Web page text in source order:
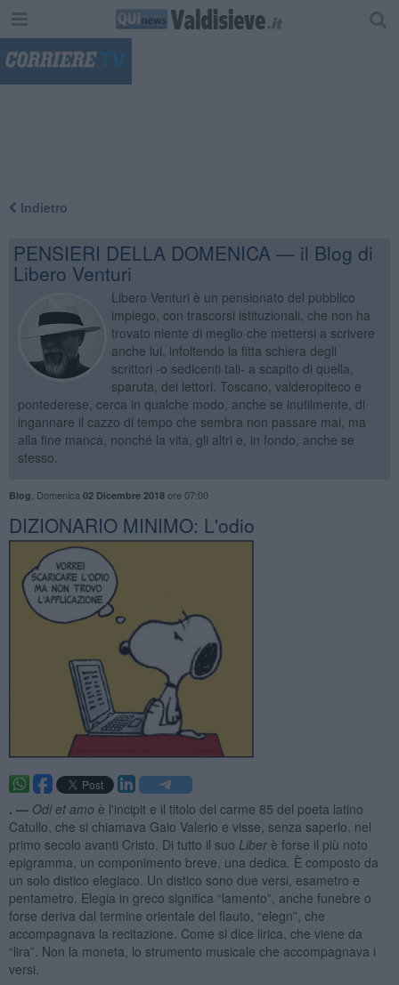
Indietro
PENSIERI DELLA DOMENICA — il Blog di
Libero Venturi
Libero Venturi è un pensionato del pubblico
impiego, con trascorsi istituzionali, che non ha
trovato niente di meglio che mettersi a scrivere
anche lui, infoltendo la fitta schiera degli
scrittori -o sedicenti tali- a scapito di quella,
sparuta, dei lettori. Toscano, valderopiteco e
pontederese, cerca in qualche modo, anche se inutilmente, di
ingannare il cazzo di tempo che sembra non passare mai, ma
alla fine manca, nonché la vita, gli altri e, in fondo, anche se
stesso.
Blog Domenica 02 Dicembre 2018ore 07:00
DIZIONARIO MINIMO: L'odio
. — Odi et amo è l'incipit e il titolo del carme 85 del poeta latino
Catullo, che si chiamava Gaio Valerio e visse, senza saperlo, nel
primo secolo avanti Cristo. Di tutto il suo Liberè forse il più noto
epigramma, un componimento breve, una dedica È composto da
un solo distico elegiaco. Un distico sono due versi, esametro e
pentametro. Elegia in greco significa “lamento”, anche funebre o
forse deriva dal termine orientale del flauto, “elegn”, che
accompagnava la recitazione. Come si dice lirica, che viene da
“lira”. Non la moneta, lo strumento musicale che accompagnava i
versi.